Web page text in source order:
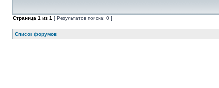
Страница 1 из 1 [ Результатов поиска: 0 ]
Список форумов